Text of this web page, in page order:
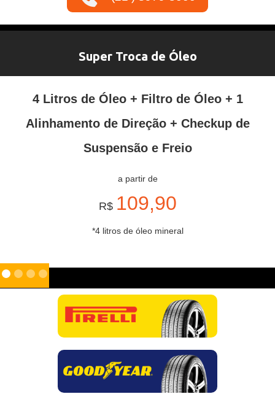
Super Troca de Óleo
4 Litros de Óleo + Filtro de Óleo + 1
Alinhamento de Direção + Checkup de
Suspensão e Freio
a partir de
R$ 109,90
*4 litros de óleo mineral